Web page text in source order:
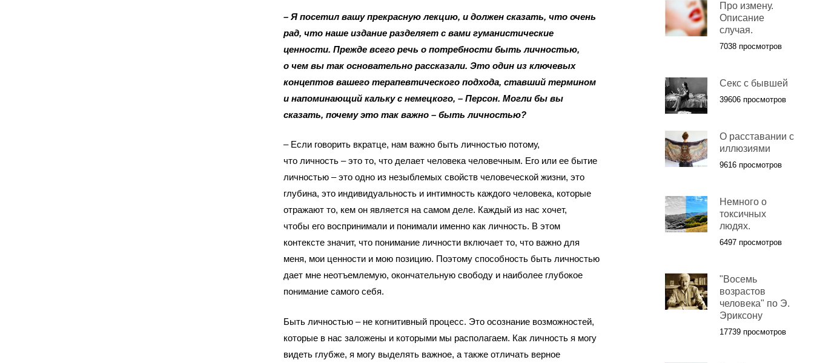
– Я посетил вашу прекрасную лекцию, и должен сказать, что очень
рад, что наше издание разделяет с вами гуманистические
ценности. Прежде всего речь о потребности быть личностью,
о чем вы так основательно рассказали. Это один из ключевых
концептов вашего терапевтического подхода, ставший термином
и напоминающий кальку с немецкого, – Персон. Могли бы вы
сказать, почему это так важно – быть личностью?
– Если говорить вкратце, нам важно быть личностью потому,
что личность – это то, что делает человека человечным. Его или ее бытие
личностью – это одно из незыблемых свойств человеческой жизни, это
глубина, это индивидуальность и интимность каждого человека, которые
отражают то, кем он является на самом деле. Каждый из нас хочет,
чтобы его воспринимали и понимали именно как личность. В этом
контексте значит, что понимание личности включает то, что важно для
меня, мои ценности и мою позицию. Поэтому способность быть личностью
дает мне неотъемлемую, окончательную свободу и наиболее глубокое
понимание самого себя.
Быть личностью – не когнитивный процесс. Это осознание возможностей,
которые в нас заложены и которыми мы располагаем. Как личность я могу
видеть глубже, я могу выделять важное, а также отличать верное
Про измену.
Описание
случая.
7038 просмотров
Секс с бывшей
39606 просмотров
О расставании с
иллюзиями
9616 просмотров
Немного о
токсичных
людях.
6497 просмотров
"Восемь
возрастов
человека" по Э.
Эриксону
17739 просмотров